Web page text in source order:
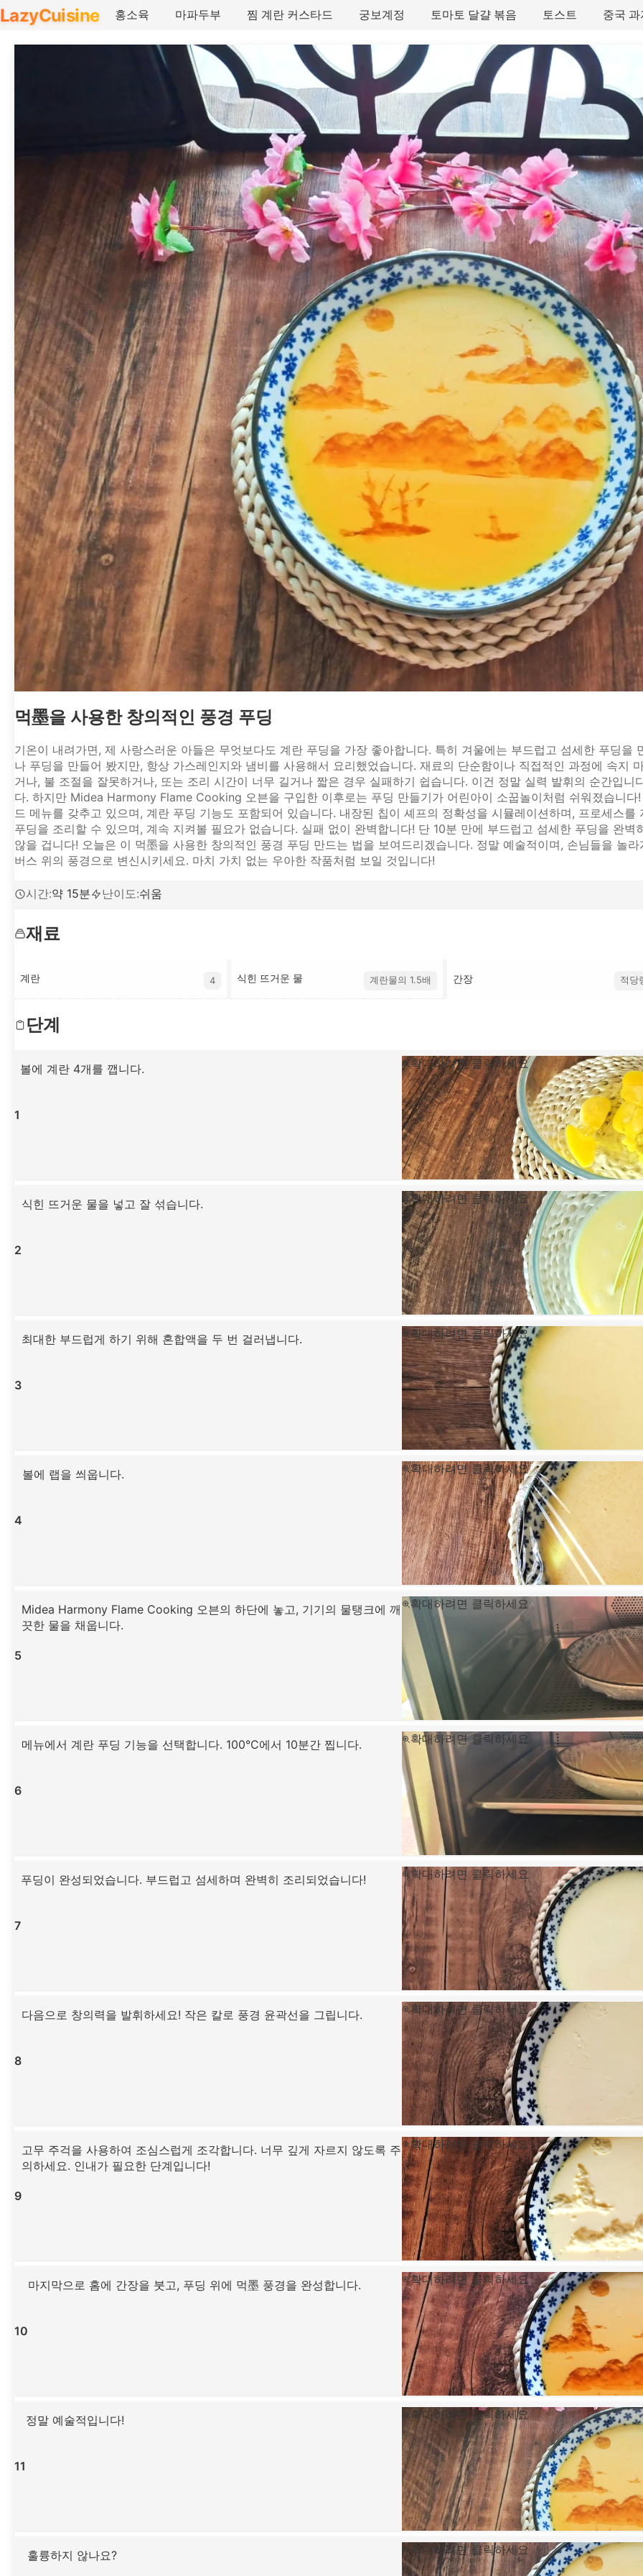
LazyCuisine 홍소육 마파두부 찜 계란 커스타드 궁보계정 토마토 달걀 볶음 토스트 중국
먹墨을 사용한 창의적인 풍경 푸딩
기온이 내려가면, 제 사랑스러운 아들은 무엇보다도 계란 푸딩을 가장 좋아합니다. 특히 겨울에는 부드럽고 섬세한 푸딩을
나 푸딩을 만들어 봤지만, 항상 가스레인지와 냄비를 사용해서 요리했었습니다. 재료의 단순함이나 직접적인 과정에 속지
거나, 불 조절을 잘못하거나, 또는 조리 시간이 너무 길거나 짧은 경우 실패하기 쉽습니다. 이건 정말 실력 발휘의 순간입니
다. 하지만 Midea Harmony Flame Cooking 오븐을 구입한 이후로는 푸딩 만들기가 어린아이 소꿉놀이처럼 쉬워졌습니
드 메뉴를 갖추고 있으며, 계란 푸딩 기능도 포함되어 있습니다. 내장된 칩이 셰프의 정확성을 시뮬레이션하며, 프로세스
푸딩을 조리할 수 있으며, 계속 지켜볼 필요가 없습니다. 실패 없이 완벽합니다! 단 10분 만에 부드럽고 섬세한 푸딩을 완
않을 겁니다! 오늘은 이 먹墨을 사용한 창의적인 풍경 푸딩 만드는 법을 보여드리겠습니다. 정말 예술적이며, 손님들을 놀
버스 위의 풍경으로 변신시키세요. 마치 가치 없는 우아한 작품처럼 보일 것입니다!
시간:약 15분 난이도:쉬움
재료
계란 4 식힌 뜨거운 물 계란물의 1.5배 간장 적당
단계
1
볼에 계란 4개를 깹니다. 확대하려면 클릭하세요
2
식힌 뜨거운 물을 넣고 잘 섞습니다. 확대하려면 클릭하세요
3
최대한 부드럽게 하기 위해 혼합액을 두 번 걸러냅니다. 확대하려면 클릭하세요
4
볼에 랩을 씌웁니다. 확대하려면 클릭하세요
5
Midea Harmony Flame Cooking 오븐의 하단에 놓고, 기기의 물탱크에 깨
끗한 물을 채웁니다.
확대하려면 클릭하세요
6
메뉴에서 계란 푸딩 기능을 선택합니다. 100°C에서 10분간 찝니다. 확대하려면 클릭하세요
7
푸딩이 완성되었습니다. 부드럽고 섬세하며 완벽히 조리되었습니다! 확대하려면 클릭하세요
8
다음으로 창의력을 발휘하세요! 작은 칼로 풍경 윤곽선을 그립니다. 확대하려면 클릭하세요
9
고무 주걱을 사용하여 조심스럽게 조각합니다. 너무 깊게 자르지 않도록 주
의하세요. 인내가 필요한 단계입니다!
확대하려면 클릭하세요
10
마지막으로 홈에 간장을 붓고, 푸딩 위에 먹墨 풍경을 완성합니다. 확대하려면 클릭하세요
11
정말 예술적입니다! 확대하려면 클릭하세요
훌륭하지 않나요? 확대하려면 클릭하세요